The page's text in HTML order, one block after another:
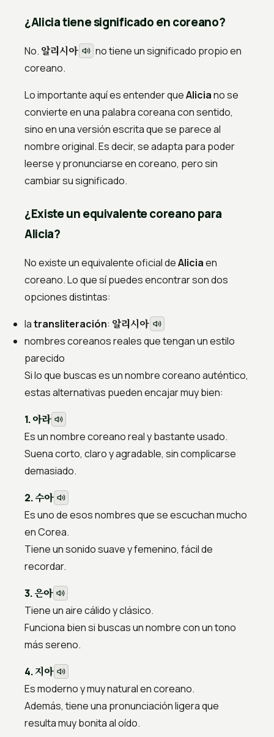
¿Alicia tiene significado en coreano?
No. 알리시아
no tiene un significado propio en
coreano.
Lo importante aquí es entender queAliciano se
convierte en una palabra coreana con sentido,
sino en una versión escrita que se parece al
nombre original. Es decir, se adapta para poder
leerse y pronunciarse en coreano, pero sin
cambiar su significado.
¿Existe un equivalente coreano para
Alicia?
No existe un equivalente oficial deAliciaen
coreano. Lo que sí puedes encontrar son dos
opciones distintas:
latransliteración: 알리시아
nombres coreanos reales que tengan un estilo
parecido
Si lo que buscas es un nombre coreano auténtico,
estas alternativas pueden encajar muy bien:
1.아라
Es un nombre coreano real y bastante usado.
Suena corto, claro y agradable, sin complicarse
demasiado.
2.수아
Es uno de esos nombres que se escuchan mucho
en Corea.
Tiene un sonido suave y femenino, fácil de
recordar.
3.은아
Tiene un aire cálido y clásico.
Funciona bien si buscas un nombre con un tono
más sereno.
4.지아
Es moderno y muy natural en coreano.
Además, tiene una pronunciación ligera que
resulta muy bonita al oído.